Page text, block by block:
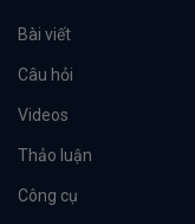
Bài viết
Câu hỏi
Videos
Thảo luận
Công cụ